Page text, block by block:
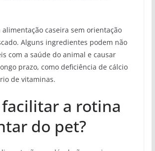
caseira sem orientação
Alguns ingredientes podem não
com a saúde do animal e causar
prazo, como deficiência de cálcio
de vitaminas.
facilitar a rotina
do pet?